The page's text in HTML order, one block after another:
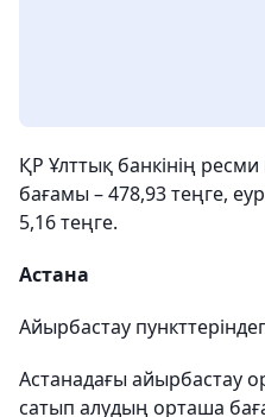
ҚР Ұлттық банкінің
бағамы – 478,93 теңге,
5,16 теңге.
Астана
Айырбастау
Астанадағы айырбастау
сатып алудың орташа